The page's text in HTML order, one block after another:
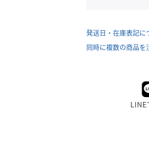
発送日・在庫表記に
同時に複数の商品を
LINE